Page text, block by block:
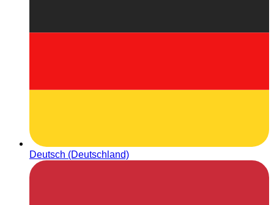
Deutsch (Deutschland)